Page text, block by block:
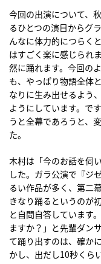
今回の出演について、
るひとつの演目からグ
んなに体力的につらく
はすごく楽に感じられ
然に踊れます。今回の
も、やっぱり物語全体
なりに生み出せるよう
ようにしています。で
うと全幕であろうと、
た。
木村は「今のお話を伺
した。ガラ公演で『ジ
るい作品が多く、第二
きなり踊るというのが
と自問自答しています
ますか？」と先輩ダン
て踊り出すのは、確か
かし、出だし10秒くら